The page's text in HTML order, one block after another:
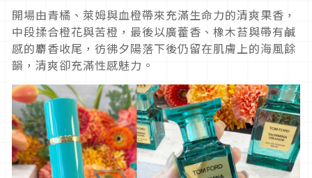
開場由青橘、萊姆與血橙帶來充滿生命力的清爽果香，
中段揉合橙花與苦橙，最後以廣藿香、橡木苔與帶有鹹
感的麝香收尾，彷彿夕陽落下後仍留在肌膚上的海風餘
韻，清爽卻充滿性感魅力。